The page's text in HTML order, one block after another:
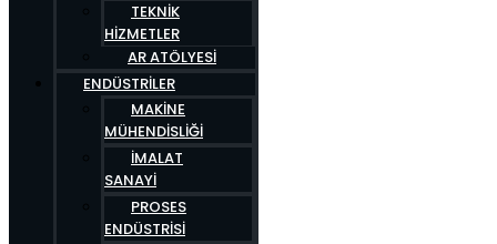
TEKNIK
HIZMETLER
AR ATÖLYESI
ENDÜSTRILER
MAKINE
MÜHENDISLIĞI
İMALAT
SANAYI
PROSES
ENDÜSTRISI